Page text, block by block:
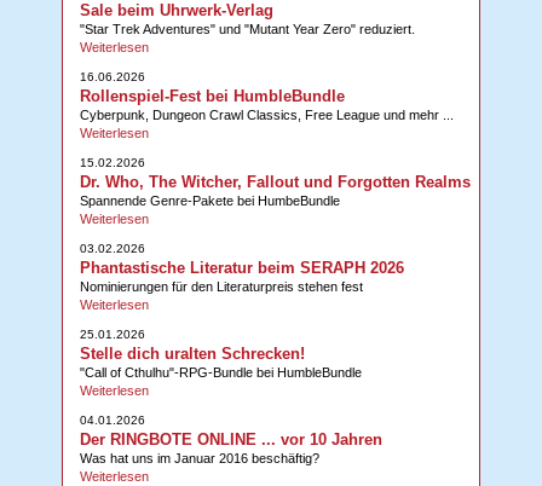
Sale beim Uhrwerk-Verlag
"Star Trek Adventures" und "Mutant Year Zero" reduziert.
Weiterlesen
16.06.2026
Rollenspiel-Fest bei HumbleBundle
Cyberpunk, Dungeon Crawl Classics, Free League und mehr ...
Weiterlesen
15.02.2026
Dr. Who, The Witcher, Fallout und Forgotten Realms
Spannende Genre-Pakete bei HumbeBundle
Weiterlesen
03.02.2026
Phantastische Literatur beim SERAPH 2026
Nominierungen für den Literaturpreis stehen fest
Weiterlesen
25.01.2026
Stelle dich uralten Schrecken!
"Call of Cthulhu"-RPG-Bundle bei HumbleBundle
Weiterlesen
04.01.2026
Der RINGBOTE ONLINE ... vor 10 Jahren
Was hat uns im Januar 2016 beschäftig?
Weiterlesen